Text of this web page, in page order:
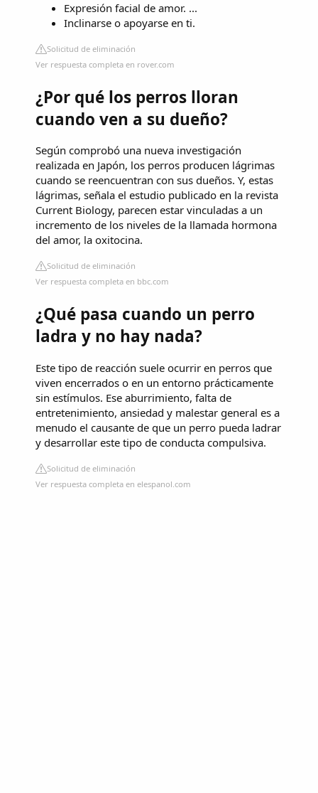
Expresión facial de amor. ...
Inclinarse o apoyarse en ti.
Solicitud de eliminación
Ver respuesta completa en rover.com
¿Por qué los perros lloran
cuando ven a su dueño?
Según comprobó una nueva investigación
realizada en Japón, los perros producen lágrimas
cuando se reencuentran con sus dueños. Y, estas
lágrimas, señala el estudio publicado en la revista
Current Biology, parecen estar vinculadas a un
incremento de los niveles de la llamada hormona
del amor, la oxitocina.
Solicitud de eliminación
Ver respuesta completa en bbc.com
¿Qué pasa cuando un perro
ladra y no hay nada?
Este tipo de reacción suele ocurrir en perros que
viven encerrados o en un entorno prácticamente
sin estímulos. Ese aburrimiento, falta de
entretenimiento, ansiedad y malestar general es a
menudo el causante de que un perro pueda ladrar
y desarrollar este tipo de conducta compulsiva.
Solicitud de eliminación
Ver respuesta completa en elespanol.com